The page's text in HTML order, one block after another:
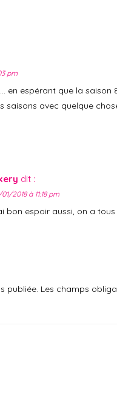
pm
en espérant que la saison
saisons avec quelque
dit :
2018 à 11:18 pm
bon espoir aussi, on a
publiée. Les champs